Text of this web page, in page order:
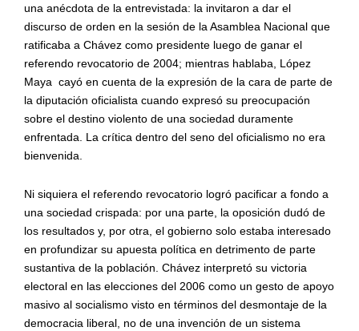
una anécdota de la entrevistada: la invitaron a dar el
discurso de orden en la sesión de la Asamblea Nacional que
ratificaba a Chávez como presidente luego de ganar el
referendo revocatorio de 2004; mientras hablaba, López
Maya cayó en cuenta de la expresión de la cara de parte de
la diputación oficialista cuando expresó su preocupación
sobre el destino violento de una sociedad duramente
enfrentada. La crítica dentro del seno del oficialismo no era
bienvenida.
Ni siquiera el referendo revocatorio logró pacificar a fondo a
una sociedad crispada: por una parte, la oposición dudó de
los resultados y, por otra, el gobierno solo estaba interesado
en profundizar su apuesta política en detrimento de parte
sustantiva de la población. Chávez interpretó su victoria
electoral en las elecciones del 2006 como un gesto de apoyo
masivo al socialismo visto en términos del desmontaje de la
democracia liberal, no de una invención de un sistema